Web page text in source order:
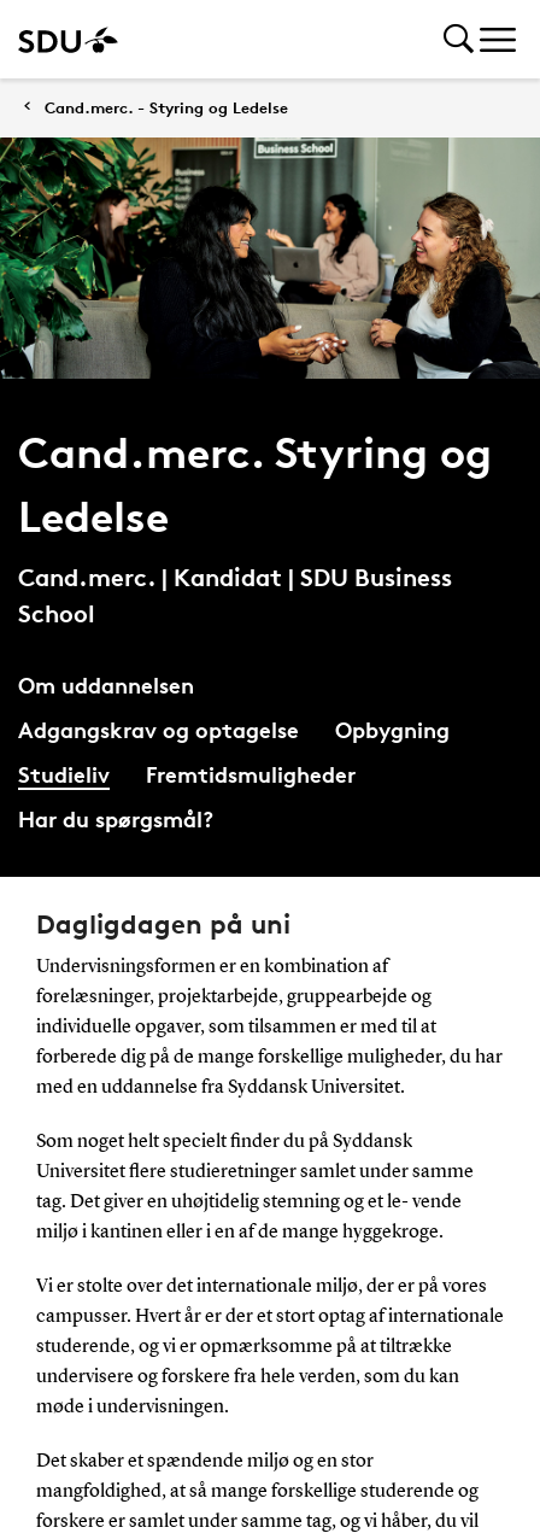
Cand.merc. - Styring og Ledelse
Cand.merc. Styring og
Ledelse
Cand.merc. | Kandidat | SDU Business
School
Om uddannelsen
Adgangskrav og optagelse
Opbygning
Studieliv
Fremtidsmuligheder
Har du spørgsmål?
Dagligdagen på uni
Undervisningsformen er en kombination af
forelæsninger, projektarbejde, gruppearbejde og
individuelle opgaver, som tilsammen er med til at
forberede dig på de mange forskellige muligheder, du har
med en uddannelse fra Syddansk Universitet.
Som noget helt specielt finder du på Syddansk
Universitet flere studieretninger samlet under samme
tag. Det giver en uhøjtidelig stemning og et le- vende
miljø i kantinen eller i en af de mange hyggekroge.
Vi er stolte over det internationale miljø, der er på vores
campusser. Hvert år er der et stort optag af internationale
studerende, og vi er opmærksomme på at tiltrække
undervisere og forskere fra hele verden, som du kan
møde i undervisningen.
Det skaber et spændende miljø og en stor
mangfoldighed, at så mange forskellige studerende og
forskere er samlet under samme tag, og vi håber, du vil